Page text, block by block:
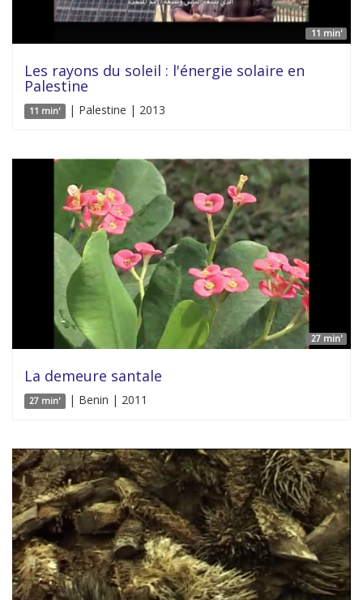
11 min'
Les rayons du soleil : l'énergie solaire en
Palestine
11 min' | Palestine | 2013
27 min'
La demeure santale
27 min' | Benin | 2011